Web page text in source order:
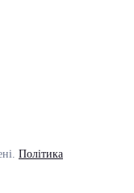
Політика